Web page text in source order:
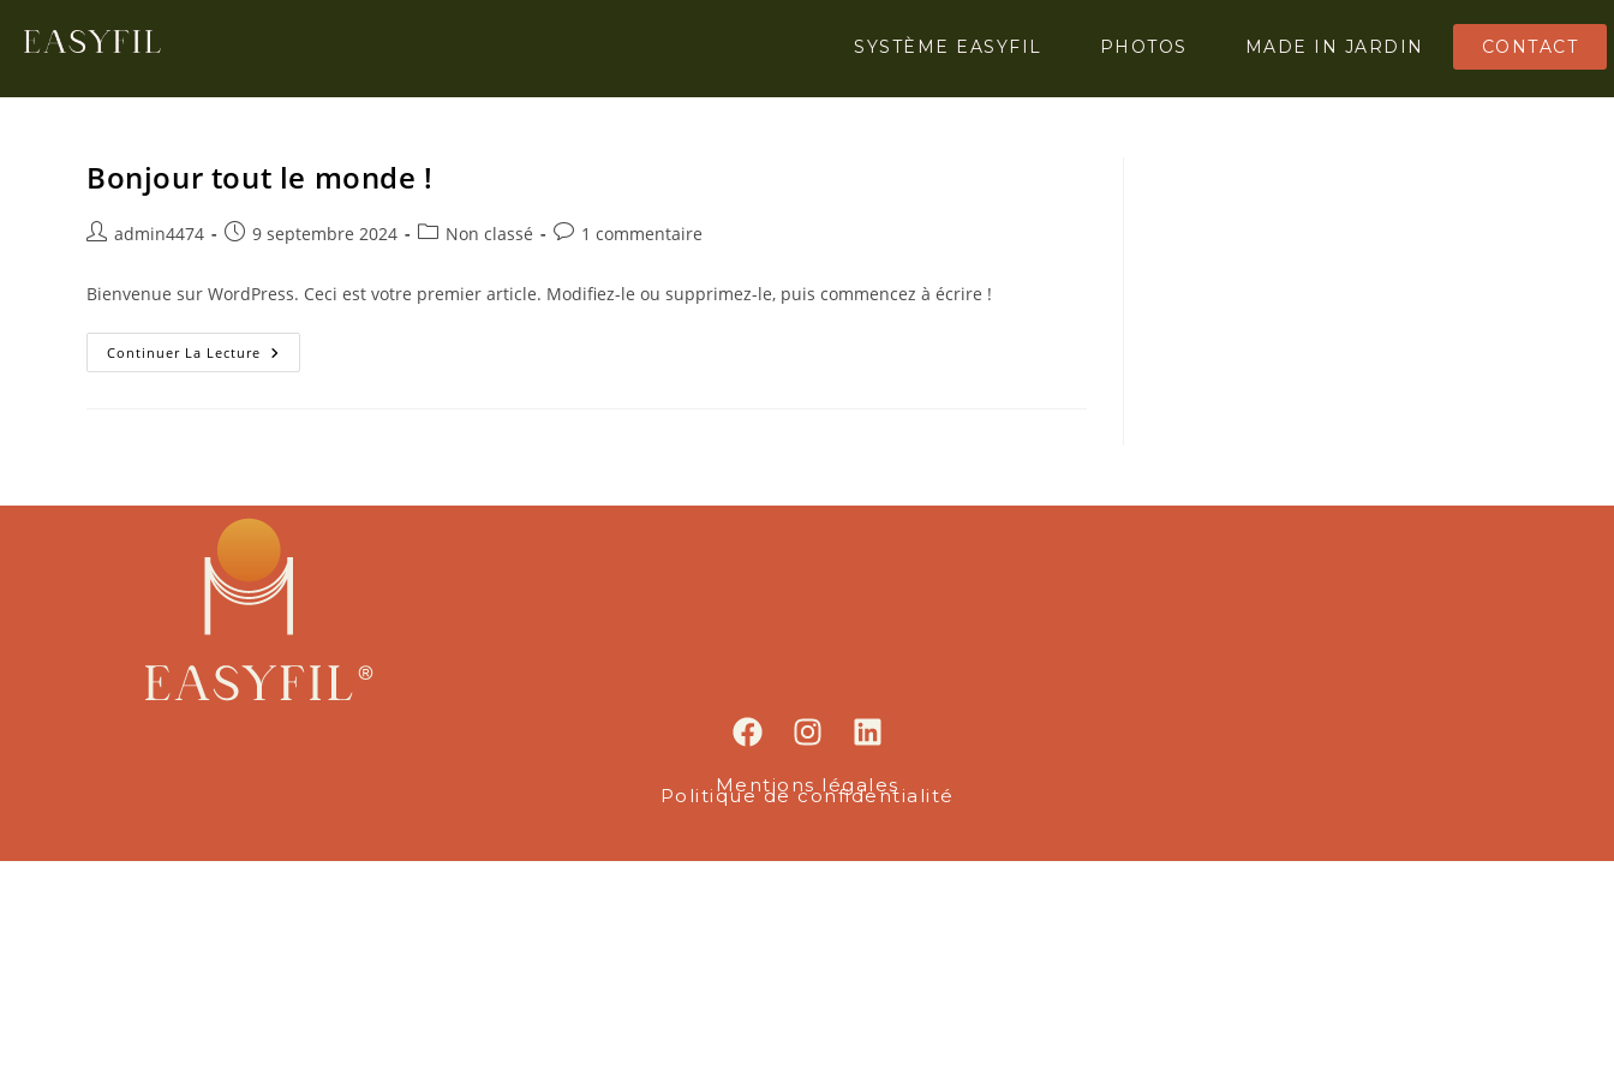
SYSTÈME EASYFIL PHOTOS MADE IN JARDIN CONTACT
Bonjour tout le monde !
admin4474 9 septembre 2024 Non classé 1 commentaire
Bienvenue sur WordPress. Ceci est votre premier article. Modifiez-le ou supprimez-le, puis commencez à écrire !
Continuer La Lecture
Mentions légales
Politique de confidentialité